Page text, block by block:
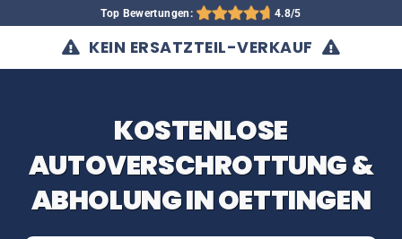
Top Bewertungen: 4.8/5
KEIN ERSATZTEIL-VERKAUF
KOSTENLOSE
AUTOVERSCHROTTUNG &
ABHOLUNG IN OETTINGEN